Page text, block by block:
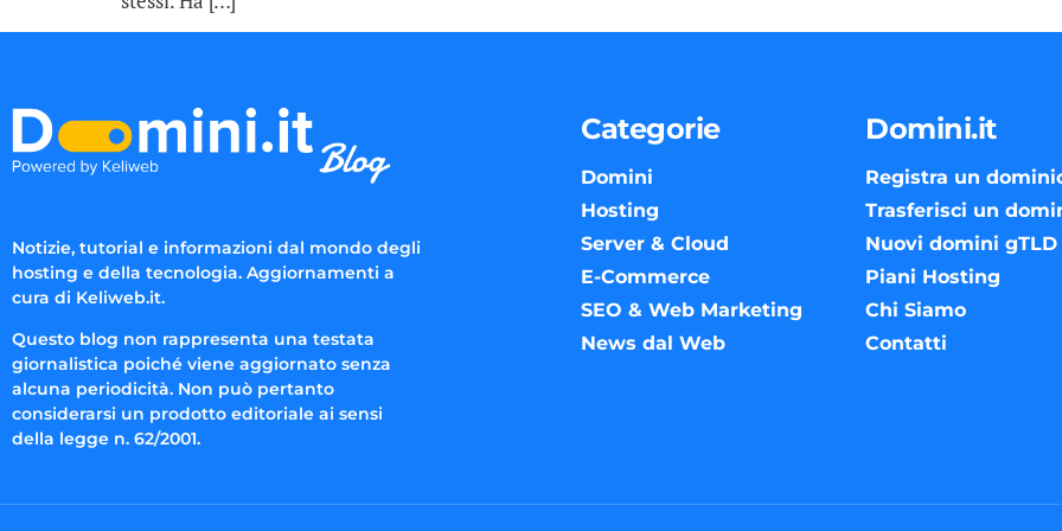
Notizie, tutorial e informazioni dal mondo degli
hosting e della tecnologia. Aggiornamenti a
cura di Keliweb.it.
Questo blog non rappresenta una testata
giornalistica poiché viene aggiornato senza
alcuna periodicità. Non può pertanto
considerarsi un prodotto editoriale ai sensi
della legge n. 62/2001.
Categorie
Domini
Hosting
Server & Cloud
E-Commerce
SEO & Web Marketing
News dal Web
Domini.it
Registra un
Trasferisci un
Nuovi domini gTLD
Piani Hosting
Chi Siamo
Contatti